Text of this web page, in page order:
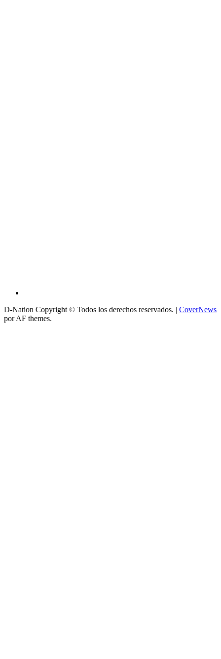
D-Nation Copyright © Todos los derechos reservados. | CoverNews
por AF themes.